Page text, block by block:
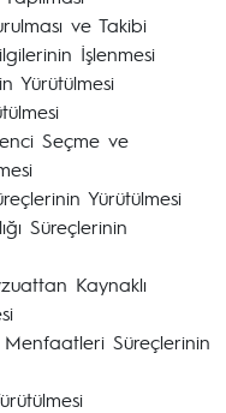
ve Takibi
İşlenmesi
Yürütülmesi
Seçme ve
Yürütülmesi
Süreçlerinin
Kaynaklı
Süreçlerinin